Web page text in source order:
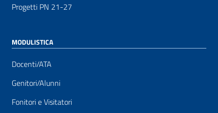
Progetti PN 21-27
MODULISTICA
Docenti/ATA
Genitori/Alunni
Fonitori e Visitatori